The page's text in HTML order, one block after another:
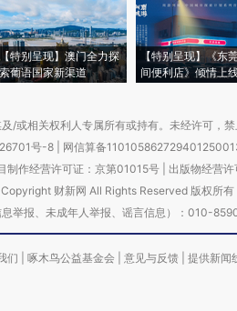
【特别呈现】澳门全力探
索葡语国家新渠道
【特别呈现】《东
间便利店》倾情上
/或相关权利人专属所有或持有。未经许可，
号-8 网信算备
制作经营许可证：京第01015号| 出版物经营
Copyright 财新网 All Rights Reserved 版权所有
息举报、未成年人举报、谣言信息）：010-
们 啄木鸟公益基金会 意见与反馈 提供新闻